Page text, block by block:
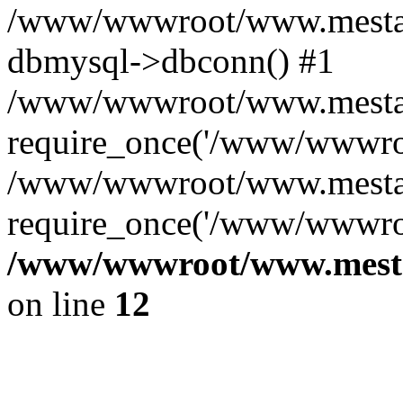
/www/wwwroot/
dbmysql->dbconn() #1
/www/wwwroot/
require_once('/www/
/www/wwwroot/
require_once('/www/
/www/wwwroot/
on line 12